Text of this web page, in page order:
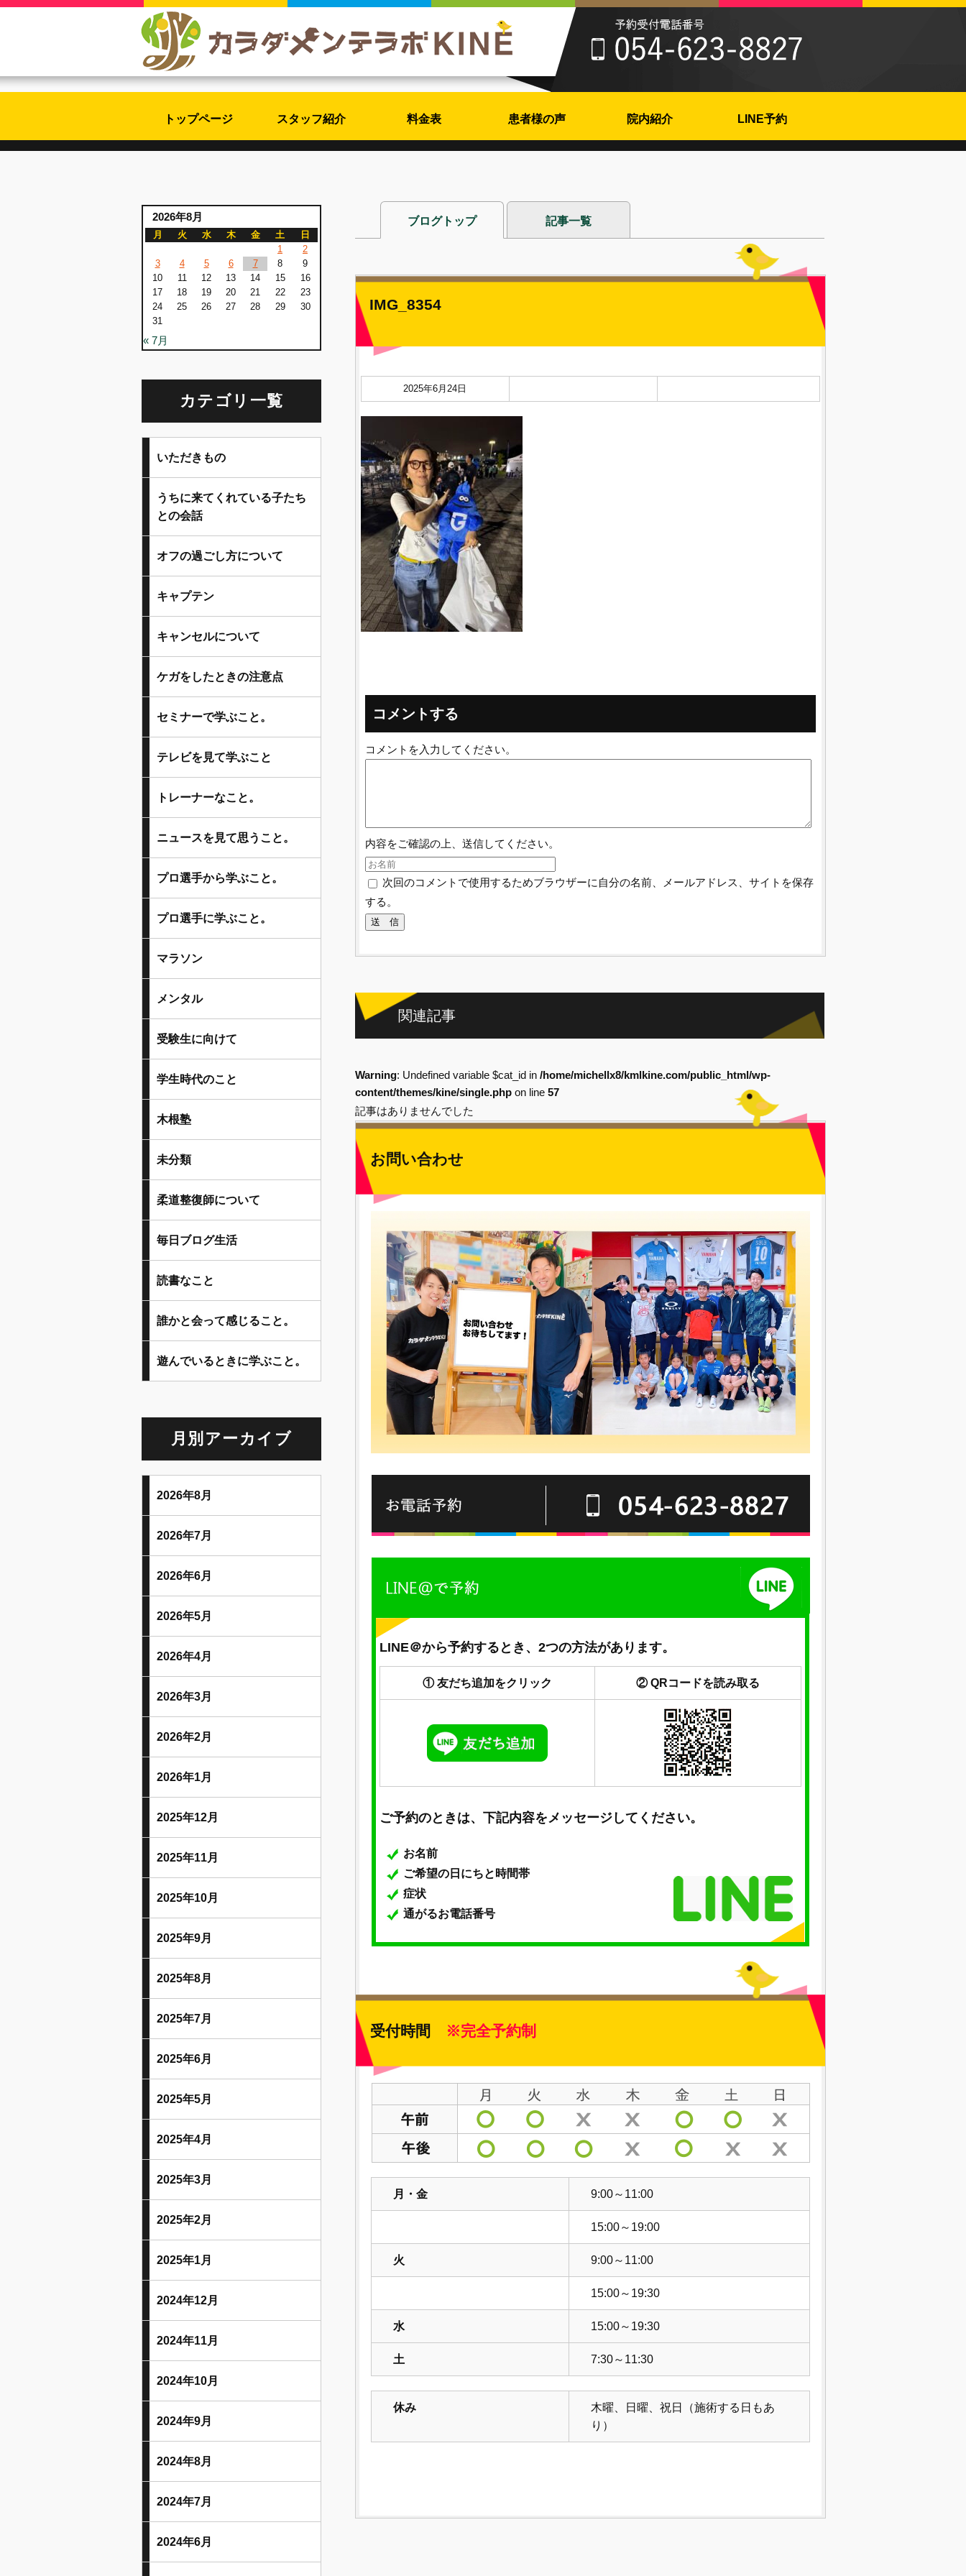
トップページ スタッフ紹介 料金表 患者様の声 院内紹介 LINE予約
ブログトップ 記事一覧
IMG_8354
2025年6月24日
コメントする
コメントを入力してください。
内容をご確認の上、送信してください。
次回のコメントで使用するためブラウザーに自分の名前、メールアドレス、サイトを保存
する。
関連記事
Warning: Undefined variable $cat_id in /home/michellx8/kmlkine.com/public_html/wp-
content/themes/kine/single.php on line 57
記事はありませんでした
お問い合わせ
LINE＠から予約するとき、2つの方法があります。
① 友だち追加をクリック ② QRコードを読み取る
ご予約のときは、下記内容をメッセージしてください。
お名前
ご希望の日にちと時間帯
症状
通がるお電話番号
受付時間 ※完全予約制
月・金 9:00～11:00
15:00～19:00
火 9:00～11:00
15:00～19:30
水 15:00～19:30
土 7:30～11:30
休み
木曜、日曜、祝日（施術する日もあ
り）
2026年8月
月 火 水 木 金 土
日
1
2
3
4 5 6 7 8
9
10
11 12 13 14 15
16
17
18 19 20 21 22
23
24
25 26 27 28 29
30
31
« 7月
カテゴリ一覧
いただきもの
うちに来てくれている子たち
との会話
オフの過ごし方について
キャプテン
キャンセルについて
ケガをしたときの注意点
セミナーで学ぶこと。
テレビを見て学ぶこと
トレーナーなこと。
ニュースを見て思うこと。
プロ選手から学ぶこと。
プロ選手に学ぶこと。
マラソン
メンタル
受験生に向けて
学生時代のこと
木根塾
未分類
柔道整復師について
毎日ブログ生活
読書なこと
誰かと会って感じること。
遊んでいるときに学ぶこと。
月別アーカイブ
2026年8月
2026年7月
2026年6月
2026年5月
2026年4月
2026年3月
2026年2月
2026年1月
2025年12月
2025年11月
2025年10月
2025年9月
2025年8月
2025年7月
2025年6月
2025年5月
2025年4月
2025年3月
2025年2月
2025年1月
2024年12月
2024年11月
2024年10月
2024年9月
2024年8月
2024年7月
2024年6月